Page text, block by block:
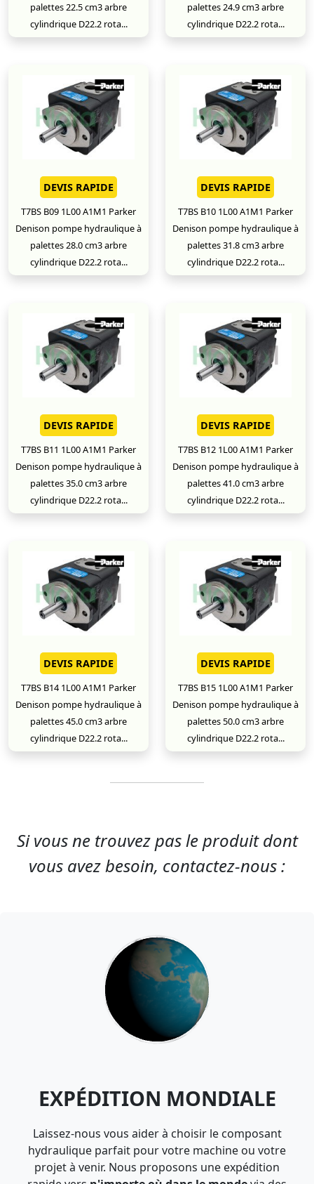
palettes 22.5 cm3 arbre
cylindrique D22.2 rota...
palettes 24.9 cm3 arbre
cylindrique D22.2 rota...
DEVIS RAPIDE
T7BS B09 1L00 A1M1 Parker
Denison pompe hydraulique à
palettes 28.0 cm3 arbre
cylindrique D22.2 rota...
DEVIS RAPIDE
T7BS B10 1L00 A1M1 Parker
Denison pompe hydraulique à
palettes 31.8 cm3 arbre
cylindrique D22.2 rota...
DEVIS RAPIDE
T7BS B11 1L00 A1M1 Parker
Denison pompe hydraulique à
palettes 35.0 cm3 arbre
cylindrique D22.2 rota...
DEVIS RAPIDE
T7BS B12 1L00 A1M1 Parker
Denison pompe hydraulique à
palettes 41.0 cm3 arbre
cylindrique D22.2 rota...
DEVIS RAPIDE
T7BS B14 1L00 A1M1 Parker
Denison pompe hydraulique à
palettes 45.0 cm3 arbre
cylindrique D22.2 rota...
DEVIS RAPIDE
T7BS B15 1L00 A1M1 Parker
Denison pompe hydraulique à
palettes 50.0 cm3 arbre
cylindrique D22.2 rota...
Si vous ne trouvez pas le produit dont
vous avez besoin, contactez-nous :
EXPÉDITION MONDIALE
Laissez-nous vous aider à choisir le composant
hydraulique parfait pour votre machine ou votre
projet à venir. Nous proposons une expédition